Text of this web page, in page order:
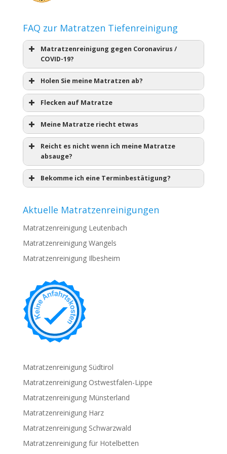
FAQ zur Matratzen Tiefenreinigung
Matratzenreinigung gegen Coronavirus /
COVID-19?
Holen Sie meine Matratzen ab?
Flecken auf Matratze
Meine Matratze riecht etwas
Reicht es nicht wenn ich meine Matratze
absauge?
Bekomme ich eine Terminbestätigung?
Aktuelle Matratzenreinigungen
Matratzenreinigung Leutenbach
Matratzenreinigung Wangels
Matratzenreinigung Ilbesheim
Matratzenreinigung Südtirol
Matratzenreinigung Ostwestfalen-Lippe
Matratzenreinigung Münsterland
Matratzenreinigung Harz
Matratzenreinigung Schwarzwald
Matratzenreinigung für Hotelbetten